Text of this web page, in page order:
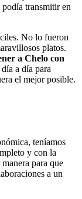
transmitir en
No lo fueron
platos.
a Chelo con
a día para
el mejor posible.
teníamos
y con la
para que
a un